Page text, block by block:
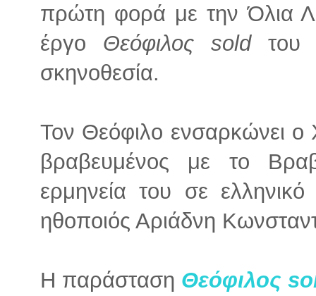
πρώτη φορά με την Όλια
έργο Θεόφιλος soldτου
σκηνοθεσία.
Τον Θεόφιλο ενσαρκώνει
βραβευμένος με το
ερμηνεία του σε
ηθοποιός Αριάδνη
Η παράσταση Θεόφιλος